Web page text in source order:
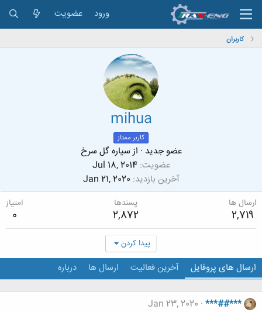
ورود عضویت
کاربران
mihua
کاربر ممتاز
عضو جدید · ازسیاره گل سرخ
عضویت Jul 18, 2014
آخرین بازدید Jan 21, 2020
ارسال ها
2,719
پسندها
2,872
امتیاز
0
پیدا کردن
ارسال های پروفایل آخرین فعالیت ارسال ها درباره
***##***
Jan 23, 2020